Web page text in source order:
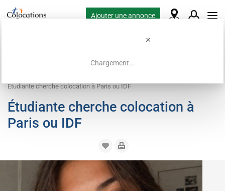
Chargement...
Ajouter une annonce
Étudiante cherche colocation à Paris ou IDF
Étudiante cherche colocation à
Paris ou IDF